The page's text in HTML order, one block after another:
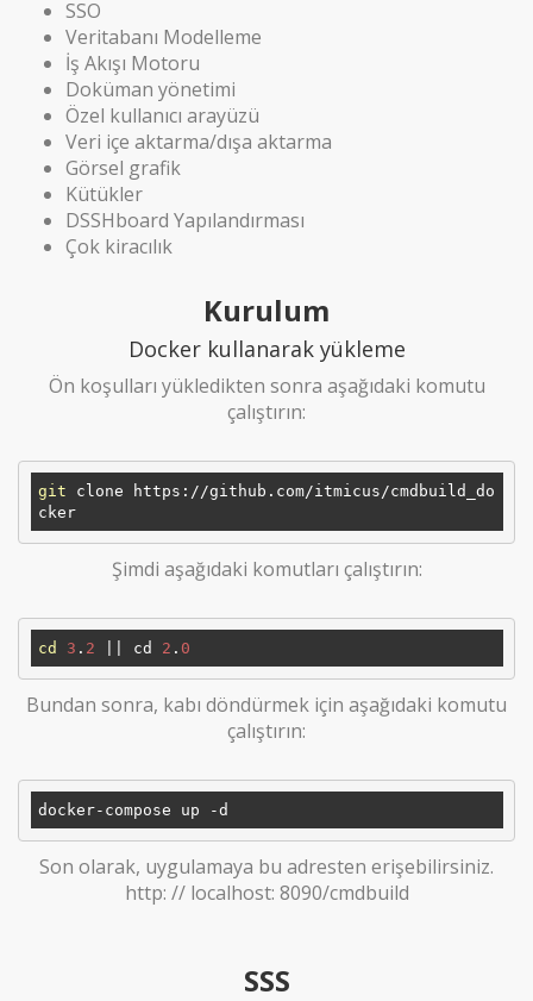
SSO
Veritabanı Modelleme
İş Akışı Motoru
Doküman yönetimi
Özel kullanıcı arayüzü
Veri içe aktarma/dışa aktarma
Görsel grafik
Kütükler
DSSHboard Yapılandırması
Çok kiracılık
Kurulum
Docker kullanarak yükleme
Ön koşulları yükledikten sonra aşağıdaki komutu
çalıştırın:
git clone https://github.com/itmicus/cmdbuild_do
Şimdi aşağıdaki komutları çalıştırın:
cd 3 . 2 || cd 2 . 0
Bundan sonra, kabı döndürmek için aşağıdaki komutu
çalıştırın:
Son olarak, uygulamaya bu adresten erişebilirsiniz.
http: // localhost: 8090/cmdbuild
SSS